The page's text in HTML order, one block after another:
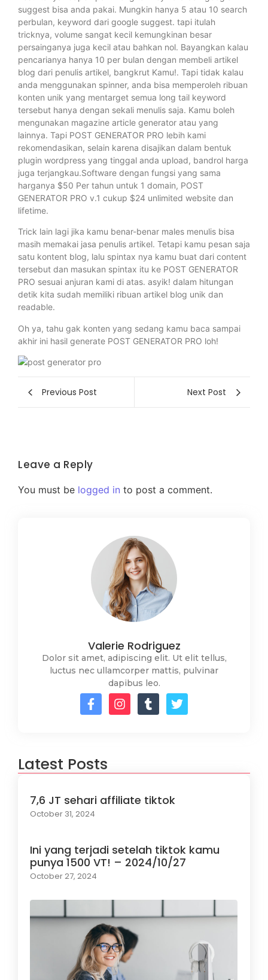
suggest bisa anda pakai. Mungkin hanya 5 atau 10 search
perbulan, keyword dari google suggest. tapi itulah
tricknya, volume sangat kecil kemungkinan besar
persainganya juga kecil atau bahkan nol. Bayangkan kalau
pencarianya hanya 10 per bulan dengan membeli artikel
blog dari penulis artikel, bangkrut Kamu!. Tapi tidak kalau
anda menggunakan spinner, anda bisa memperoleh ribuan
konten unik yang mentarget semua long tail keyword
tersebut hanya dengan sekali menulis saja. Kamu boleh
mengunakan magazine article generator atau yang
lainnya. Tapi POST GENERATOR PRO lebih kami
rekomendasikan, selain karena disajikan dalam bentuk
plugin wordpress yang tinggal anda upload, bandrol harga
juga terjangkau.Software dengan fungsi yang sama
harganya $50 Per tahun untuk 1 domain, POST
GENERATOR PRO v.1 cukup $24 unlimited website dan
lifetime.
Trick lain lagi jika kamu benar-benar males menulis bisa
masih memakai jasa penulis artikel. Tetapi kamu pesan saja
satu kontent blog, lalu spintax nya kamu buat dari content
tersebut dan masukan spintax itu ke POST GENERATOR
PRO sesuai anjuran kami di atas. asyik! dalam hitungan
detik kita sudah memiliki ribuan artikel blog unik dan
readable.
Oh ya, tahu gak konten yang sedang kamu baca sampai
akhir ini hasil generate POST GENERATOR PRO loh!
Previous Post Next Post
Leave a Reply
You must be logged in to post a comment.
Valerie Rodriguez
Dolor sit amet, adipiscing elit. Ut elit tellus,
luctus nec ullamcorper mattis, pulvinar
dapibus leo.
Latest Posts
7,6 JT sehari affiliate tiktok
October 31, 2024
Ini yang terjadi setelah tiktok kamu
punya 1500 VT! – 2024/10/27
October 27, 2024